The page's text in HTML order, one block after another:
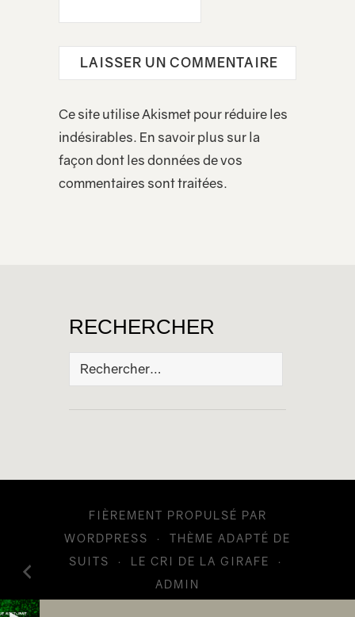
Ce site utilise Akismet pour réduire les
indésirables. En savoir plus sur la
façon dont les données de vos
commentaires sont traitées.
RECHERCHER
Rechercher :
FIÈREMENT PROPULSÉ PAR
WORDPRESS
·
THÈME ADAPTÉ DE
SUITS
· LE CRI DE LA GIRAFE
·
ADMIN